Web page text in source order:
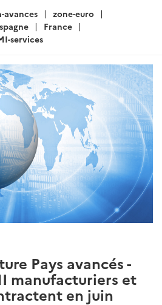
avances
zone-euro
France
services
Pays avancés -
manufacturiers et
en juin